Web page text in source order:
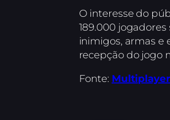
O interesse do
189.000
inimigos, armas e
recepção do jogo
Fonte: